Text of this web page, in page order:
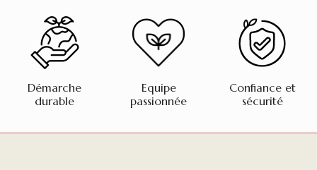
Démarche
durable
Equipe
passionnée
Confiance et
sécurité